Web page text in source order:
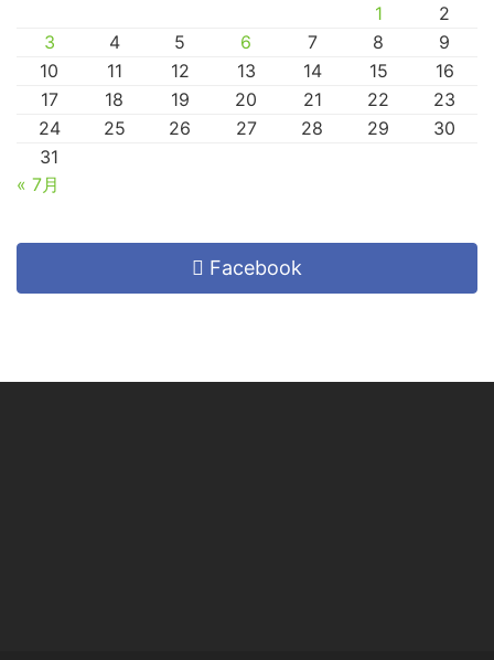
1
2
3
4 5 6 7 8
9
10
11 12 13 14 15
16
17
18 19 20 21 22
23
24
25 26 27 28 29
30
31
« 7月
Facebook